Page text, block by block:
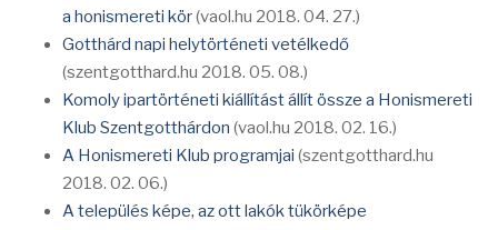
a honismereti kör(vaol.hu 2018. 04. 27.)
Gotthárd napi helytörténeti vetélkedő
(szentgotthard.hu 2018. 05. 08.)
Komoly ipartörténeti kiállítást állít össze a Honismereti
Klub Szentgotthárdon (vaol.hu 2018. 02. 16.)
A Honismereti Klub programjai (szentgotthard.hu
2018. 02. 06.)
A település képe, az ott lakók tükörképe